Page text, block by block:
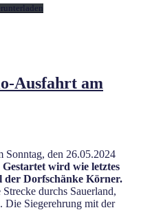
Ausfahrt am
Sonntag, den 26.05.2024
Gestartet wird wie letztes
Dorfschänke Körner.
durchs Sauerland,
Die Siegerehrung mit der